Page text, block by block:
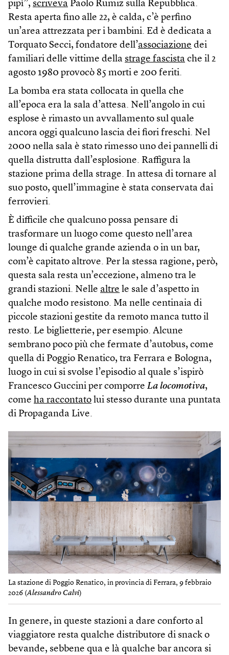
pipì”, scriveva Paolo Rumiz sulla Repubblica.
Resta aperta fino alle 22, è calda, c’è perfino
un’area attrezzata per i bambini. Ed è dedicata a
Torquato Secci, fondatore dell’associazione dei
familiari delle vittime della strage fascista che il 2
agosto 1980 provocò 85 morti e 200 feriti.
La bomba era stata collocata in quella che
all’epoca era la sala d’attesa. Nell’angolo in cui
esplose è rimasto un avvallamento sul quale
ancora oggi qualcuno lascia dei fiori freschi. Nel
2000 nella sala è stato rimesso uno dei pannelli di
quella distrutta dall’esplosione. Raffigura la
stazione prima della strage. In attesa di tornare al
suo posto, quell’immagine è stata conservata dai
ferrovieri.
È difficile che qualcuno possa pensare di
trasformare un luogo come questo nell’area
lounge di qualche grande azienda o in un bar,
com’è capitato altrove. Per la stessa ragione, però,
questa sala resta un’eccezione, almeno tra le
grandi stazioni. Nelle altre le sale d’aspetto in
qualche modo resistono. Ma nelle centinaia di
piccole stazioni gestite da remoto manca tutto il
resto. Le biglietterie, per esempio. Alcune
sembrano poco più che fermate d’autobus, come
quella di Poggio Renatico, tra Ferrara e Bologna,
luogo in cui si svolse l’episodio al quale s’ispirò
Francesco Guccini per comporre La locomotiva,
come ha raccontato lui stesso durante una puntata
di Propaganda Live.
La stazione di Poggio Renatico, in provincia di Ferrara, 9 febbraio
2026 (Alessandro Calvi)
In genere, in queste stazioni a dare conforto al
viaggiatore resta qualche distributore di snack o
bevande, sebbene qua e là qualche bar ancora si